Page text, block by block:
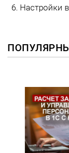
Настройки